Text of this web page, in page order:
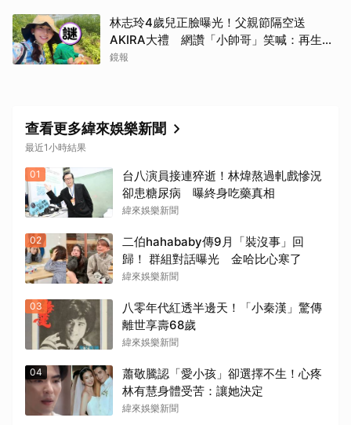
林志玲4歲兒正臉曝光！父親節隔空送
AKIRA大禮 網讚「小帥哥」笑喊：再生一
個
鏡報
查看更多緯來娛樂新聞
最近1小時結果
01
台八演員接連猝逝！林煒熬過軋戲慘況
卻患糖尿病 曝終身吃藥真相
緯來娛樂新聞
02
二伯hahababy傳9月「裝沒事」回
歸！ 群組對話曝光 金哈比心寒了
緯來娛樂新聞
03
八零年代紅透半邊天！「小秦漢」驚傳
離世享壽68歲
緯來娛樂新聞
04
蕭敬騰認「愛小孩」卻選擇不生！心疼
林有慧身體受苦：讓她決定
緯來娛樂新聞